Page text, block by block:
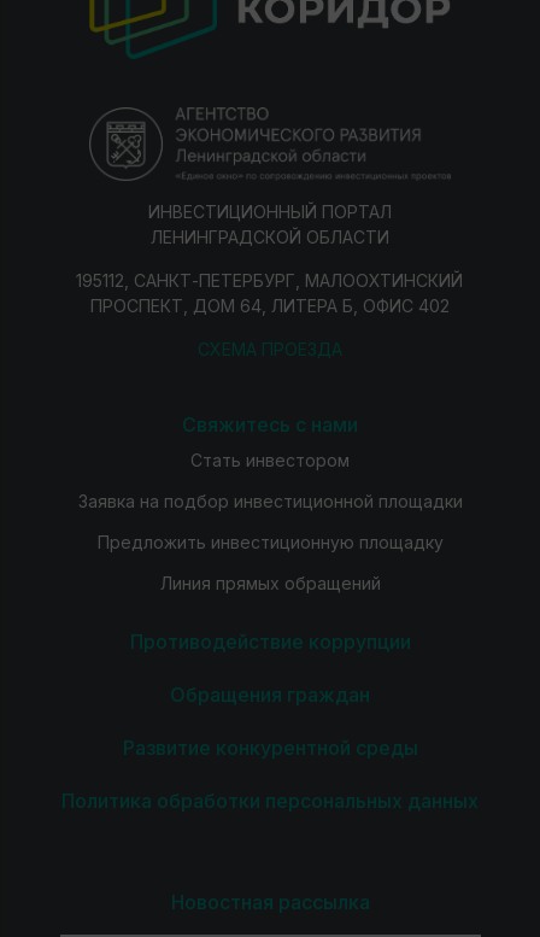
ИНВЕСТИЦИОННЫЙ ПОРТАЛ
ЛЕНИНГРАДСКОЙ ОБЛАСТИ
195112, САНКТ-ПЕТЕРБУРГ, МАЛООХТИНСКИЙ
ПРОСПЕКТ, ДОМ 64, ЛИТЕРА Б, ОФИС 402
СХЕМА ПРОЕЗДА
Свяжитесь с нами
Стать инвестором
Заявка на подбор инвестиционной площадки
Предложить инвестиционную площадку
Линия прямых обращений
Противодействие коррупции
Обращения граждан
Развитие конкурентной среды
Политика обработки персональных данных
Новостная рассылка